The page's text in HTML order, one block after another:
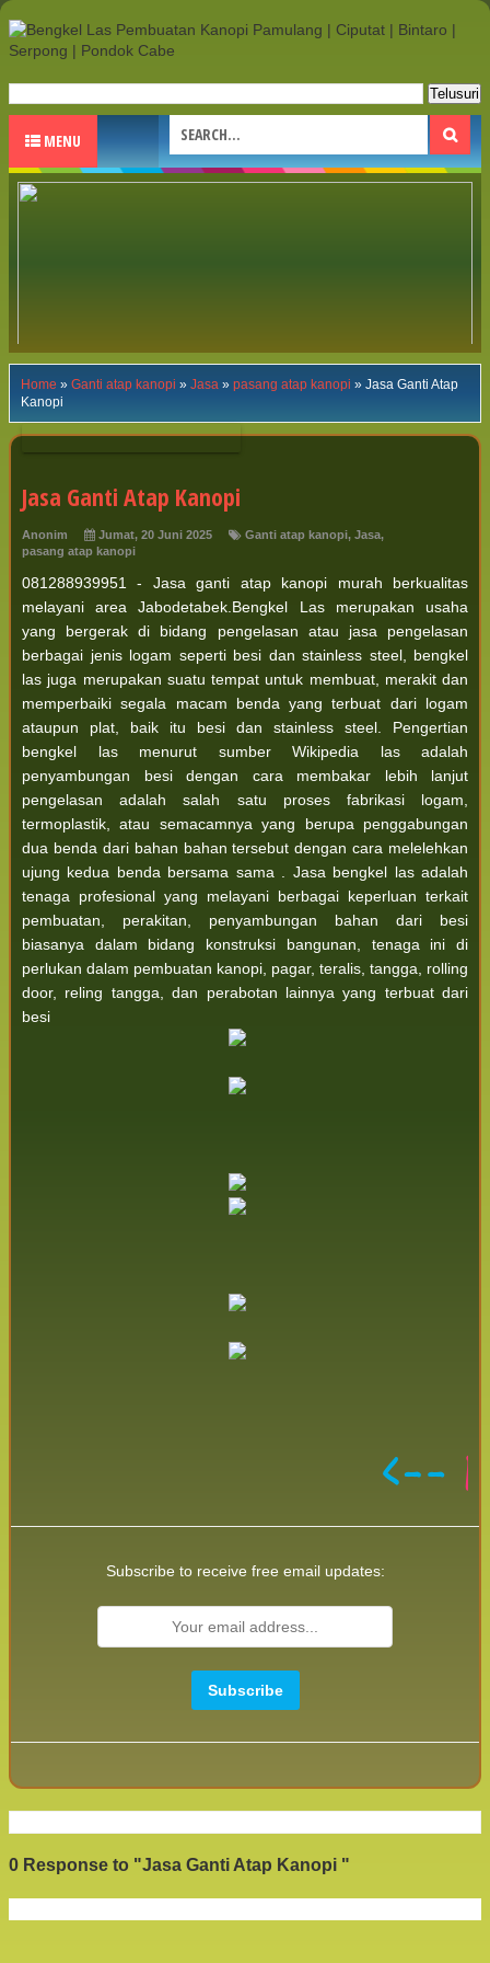
MENU
Home » Ganti atap kanopi » Jasa » pasang atap kanopi » Jasa Ganti Atap
Kanopi
Jasa Ganti Atap Kanopi
Anonim Jumat, 20 Juni 2025 Ganti atap kanopi, Jasa,
pasang atap kanopi
081288939951 - Jasa ganti atap kanopi murah berkualitas
melayani area Jabodetabek.Bengkel Las merupakan usaha
yang bergerak di bidang pengelasan atau jasa pengelasan
berbagai jenis logam seperti besi dan stainless steel, bengkel
las juga merupakan suatu tempat untuk membuat, merakit dan
memperbaiki segala macam benda yang terbuat dari logam
ataupun plat, baik itu besi dan stainless steel. Pengertian
bengkel las menurut sumber Wikipedia las adalah
penyambungan besi dengan cara membakar lebih lanjut
pengelasan adalah salah satu proses fabrikasi logam,
termoplastik, atau semacamnya yang berupa penggabungan
dua benda dari bahan bahan tersebut dengan cara melelehkan
ujung kedua benda bersama sama . Jasa bengkel las adalah
tenaga profesional yang melayani berbagai keperluan terkait
pembuatan, perakitan, penyambungan bahan dari besi
biasanya dalam bidang konstruksi bangunan, tenaga ini di
perlukan dalam pembuatan kanopi, pagar, teralis, tangga, rolling
door, reling tangga, dan perabotan lainnya yang terbuat dari
besi
Subscribe to receive free email updates:
0 Response to "Jasa Ganti Atap Kanopi "